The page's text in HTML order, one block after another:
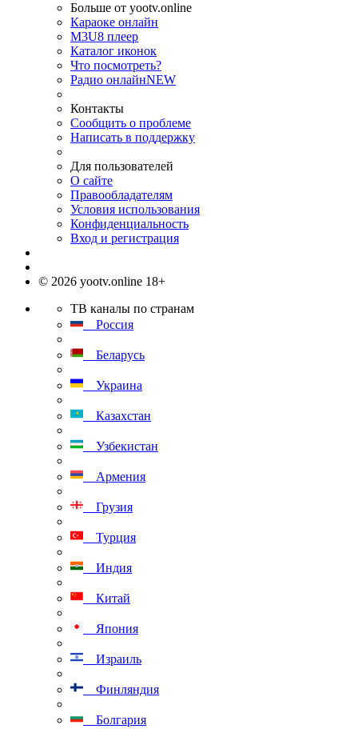
Больше от yootv.online
Караоке онлайн
M3U8 плеер
Каталог иконок
Что посмотреть?
Радио онлайнNEW
Контакты
Сообщить о проблеме
Написать в поддержку
Для пользователей
О сайте
Правообладателям
Условия использования
Конфиденциальность
Вход и регистрация
© 2026 yootv.online 18+
ТВ каналы по странам
Россия
Беларусь
Украина
Казахстан
Узбекистан
Армения
Грузия
Турция
Индия
Китай
Япония
Израиль
Финляндия
Болгария